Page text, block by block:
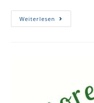
Weiterlesen